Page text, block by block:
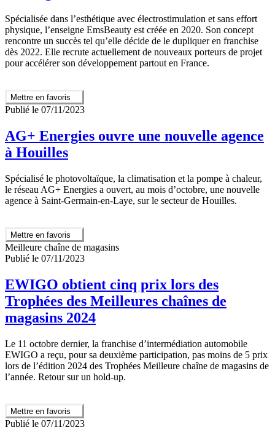
Spécialisée dans l’esthétique avec électrostimulation et sans effort
physique, l’enseigne EmsBeauty est créée en 2020. Son concept
rencontre un succès tel qu’elle décide de le dupliquer en franchise
dès 2022. Elle recrute actuellement de nouveaux porteurs de projet
pour accélérer son développement partout en France.
Mettre en favoris
Publié le 07/11/2023
AG+ Energies ouvre une nouvelle agence
à Houilles
Spécialisé le photovoltaïque, la climatisation et la pompe à chaleur,
le réseau AG+ Energies a ouvert, au mois d’octobre, une nouvelle
agence à Saint-Germain-en-Laye, sur le secteur de Houilles.
Mettre en favoris
Meilleure chaîne de magasins
Publié le 07/11/2023
EWIGO obtient cinq prix lors des
Trophées des Meilleures chaînes de
magasins 2024
Le 11 octobre dernier, la franchise d’intermédiation automobile
EWIGO a reçu, pour sa deuxième participation, pas moins de 5 prix
lors de l’édition 2024 des Trophées Meilleure chaîne de magasins de
l’année. Retour sur un hold-up.
Mettre en favoris
Publié le 07/11/2023